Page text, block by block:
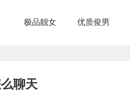
极品靓女 优质俊男
聊天